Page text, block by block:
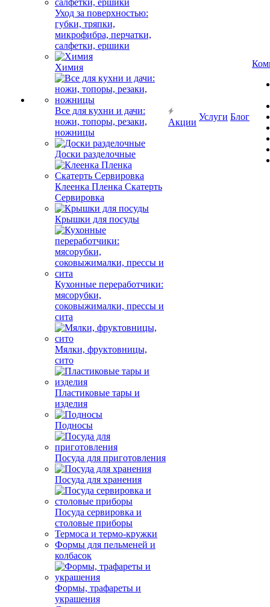
Уход за поверхностью:
губки, тряпки,
микрофибра, перчатки,
салфетки, ершики
Химия
Все для кухни и дачи:
ножи, топоры, резаки,
ножницы
Доски разделочные
Клеенка Пленка Скатерть
Сервировка
Крышки для посуды
Кухонные переработчики:
мясорубки,
соковыжималки, прессы и
сита
Мялки, фруктовницы,
сито
Пластиковые тары и
изделия
Подносы
Посуда для приготовления
Посуда для хранения
Посуда сервировка и
столовые приборы
Термоса и термо-кружки
Формы для пельменей и
колбасок
Формы, трафареты и
украшения
Акции
Услуги Блог